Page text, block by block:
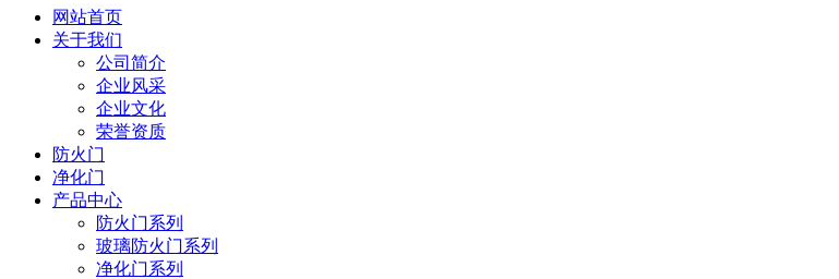
网站首页
关于我们
公司简介
企业风采
企业文化
荣誉资质
防火门
净化门
产品中心
防火门系列
玻璃防火门系列
净化门系列